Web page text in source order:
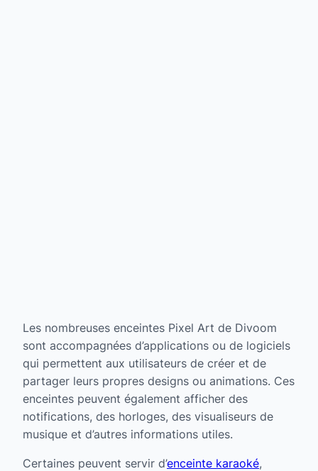
Les nombreuses enceintes Pixel Art de Divoom
sont accompagnées d’applications ou de logiciels
qui permettent aux utilisateurs de créer et de
partager leurs propres designs ou animations. Ces
enceintes peuvent également afficher des
notifications, des horloges, des visualiseurs de
musique et d’autres informations utiles.
Certaines peuvent servir d’enceinte karaoké,